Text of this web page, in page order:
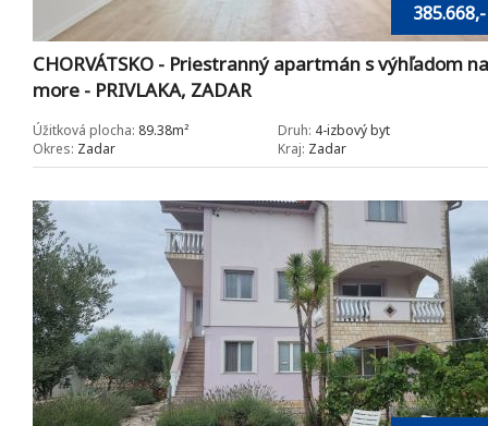
CHORVÁTSKO - Priestranný apartmán s výhľadom na
more - PRIVLAKA, ZADAR
Úžitková plocha: 89.38m² Druh: 4-izbový byt
Okres: Zadar Kraj: Zadar